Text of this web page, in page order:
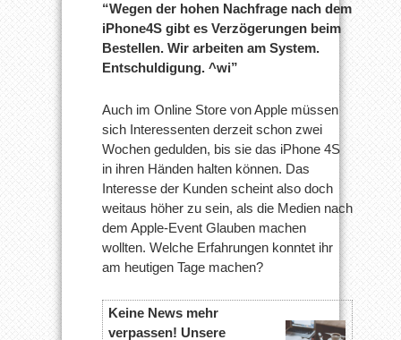
“Wegen der hohen Nachfrage nach dem
iPhone4S gibt es Verzögerungen beim
Bestellen. Wir arbeiten am System.
Entschuldigung. ^wi”
Auch im Online Store von Apple müssen
sich Interessenten derzeit schon zwei
Wochen gedulden, bis sie das iPhone 4S
in ihren Händen halten können. Das
Interesse der Kunden scheint also doch
weitaus höher zu sein, als die Medien nach
dem Apple-Event Glauben machen
wollten. Welche Erfahrungen konntet ihr
am heutigen Tage machen?
Keine News mehr
verpassen! Unsere